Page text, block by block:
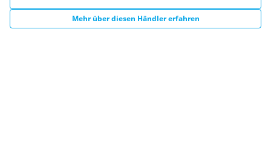
Mehr über diesen Händler erfahren